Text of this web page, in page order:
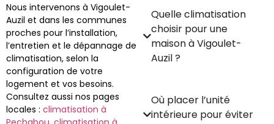
Nous intervenons à Vigoulet-
Auzil et dans les communes
proches pour l’installation,
l’entretien et le dépannage de
climatisation, selon la
configuration de votre
logement et vos besoins.
Consultez aussi nos pages
locales : climatisation à
Quelle climatisation
choisir pour une
maison à Vigoulet-
Auzil ?
Où placer l’unité
intérieure pour éviter